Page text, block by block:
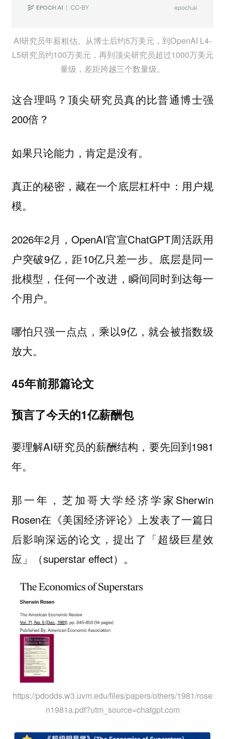
AI研究员年薪粗估。从博士后约5万美元，到OpenAI L4-
L5研究员约100万美元，再到顶尖研究员超过1000万美元
量级，差距跨越三个数量级。
这合理吗？顶尖研究员真的比普通博士强
200倍？
如果只论能力，肯定是没有。
真正的秘密，藏在一个底层杠杆中：用户规
模。
2026年2月，OpenAI官宣ChatGPT周活跃用
户突破9亿，距10亿只差一步。底层是同一
批模型，任何一个改进，瞬间同时到达每一
个用户。
哪怕只强一点点，乘以9亿，就会被指数级
放大。
45年前那篇论文
预言了今天的1亿薪酬包
要理解AI研究员的薪酬结构，要先回到1981
年。
那一年，芝加哥大学经济学家Sherwin
Rosen在《美国经济评论》上发表了一篇日
后影响深远的论文，提出了「超级巨星效
应」（superstar effect）。
https://pdodds.w3.uvm.edu/files/papers/others/1981/rose
n1981a.pdf?utm_source=chatgpt.com